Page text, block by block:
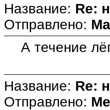
Название: Re:
Отправлено:
А течение
Название: Re:
Отправлено: